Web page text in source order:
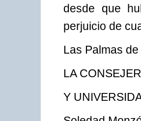
desde que
perjuicio de
Las Palmas
LA
Y